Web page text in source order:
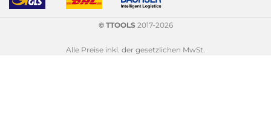
© TTOOLS 2017-2026
Alle Preise inkl. der gesetzlichen MwSt.